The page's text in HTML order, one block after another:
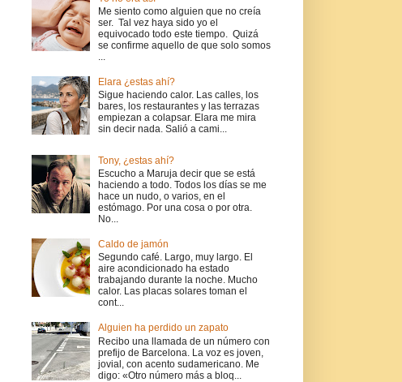
Me siento como alguien que no creía
ser. Tal vez haya sido yo el
equivocado todo este tiempo. Quizá
se confirme aquello de que solo somos
...
Elara ¿estas ahí?
Sigue haciendo calor. Las calles, los
bares, los restaurantes y las terrazas
empiezan a colapsar. Elara me mira
sin decir nada. Salió a cami...
Tony, ¿estas ahí?
Escucho a Maruja decir que se está
haciendo a todo. Todos los días se me
hace un nudo, o varios, en el
estómago. Por una cosa o por otra.
No...
Caldo de jamón
Segundo café. Largo, muy largo. El
aire acondicionado ha estado
trabajando durante la noche. Mucho
calor. Las placas solares toman el
cont...
Alguien ha perdido un zapato
Recibo una llamada de un número con
prefijo de Barcelona. La voz es joven,
jovial, con acento sudamericano. Me
digo: «Otro número más a bloq...